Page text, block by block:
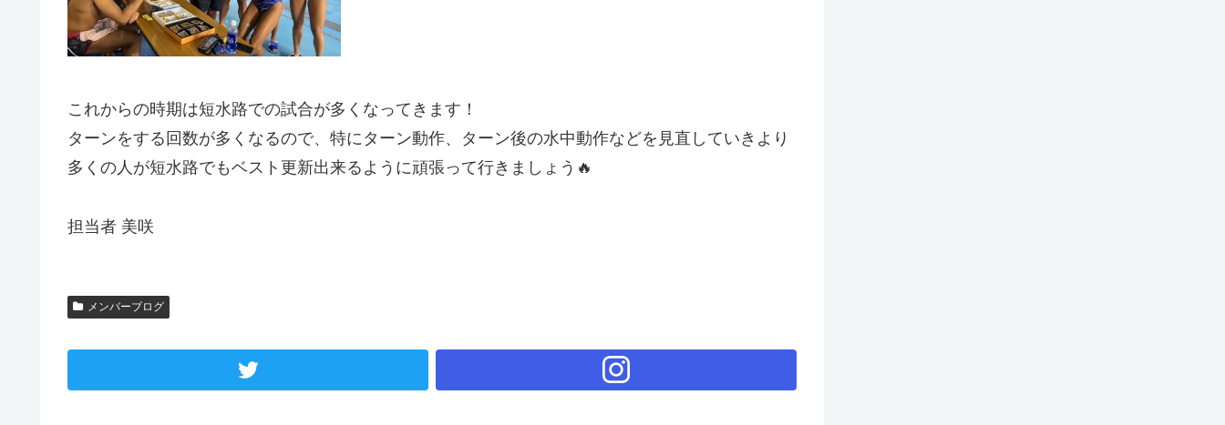
これからの時期は短水路での試合が多くなってきます！
ターンをする回数が多くなるので、特にターン動作、ターン後の水中動作などを見直していきより
多くの人が短水路でもベスト更新出来るように頑張って行きましょう🔥
担当者 美咲
メンバーブログ